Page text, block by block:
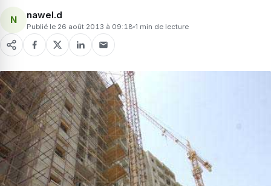
N nawel.d
Publié le 26 août 2013 à 09:18 1 min de lecture